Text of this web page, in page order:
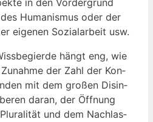
in den Vor­der­grund
Huma­nis­mus oder der
eige­nen Sozi­al­ar­beit usw.
hängt eng, wie
der Zahl der Kon­
mit dem gro­ßen Dis­in­
dar­an, der Öff­nung
und dem Nach­las­